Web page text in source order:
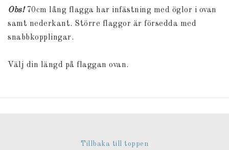
Obs!70cm lång flagga har infästning med öglor i ovan
samt nederkant. Större flaggor är försedda med
snabbkopplingar.
Välj din längd på flaggan ovan.
Tillbaka till toppen